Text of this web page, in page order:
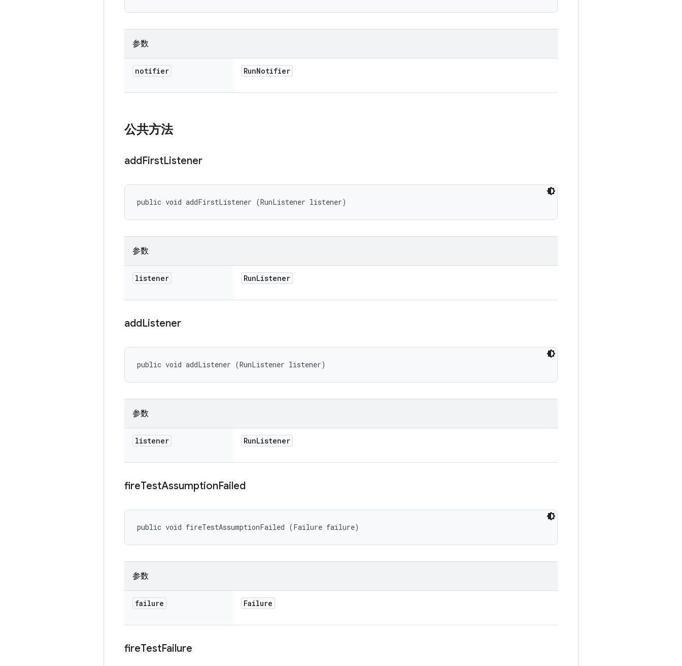
参数
notifier RunNotifier
公共方法
addFirstListener
public void addFirstListener (RunListener listener)
参数
listener RunListener
addListener
public void addListener (RunListener listener)
参数
listener RunListener
fireTestAssumptionFailed
public void fireTestAssumptionFailed (Failure failure)
参数
failure Failure
fireTestFailure